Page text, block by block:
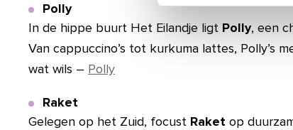
Polly
In de hippe buurt Het Eilandje ligt Polly, een
Van cappuccino’s tot kurkuma lattes, Polly’s
wat wils – Polly
Raket
Gelegen op het Zuid, focust Raket op